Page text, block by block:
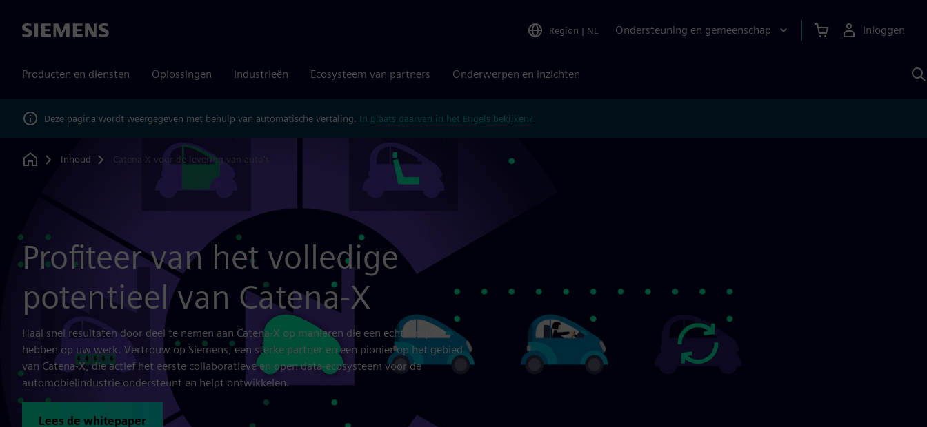
Siemens Region | NL Ondersteuning en gemeenschap Inloggen
Producten en diensten Oplossingen Industrieën Ecosysteem van partners Onderwerpen en inzichten
Deze pagina wordt weergegeven met behulp van automatische vertaling. In plaats daarvan in het Engels bekijken?
Home
Inhoud Catena-X voor de levering van auto's
Profiteer van het volledige
potentieel van Catena-X
Haal snel resultaten door deel te nemen aan Catena-X op manieren die een echte impact
hebben op uw werk. Vertrouw op Siemens, een sterke partner en een pionier op het gebied
van Catena-X, die actief het eerste collaboratieve en open data-ecosysteem voor de
automobielindustrie ondersteunt en helpt ontwikkelen.
Lees de whitepaper